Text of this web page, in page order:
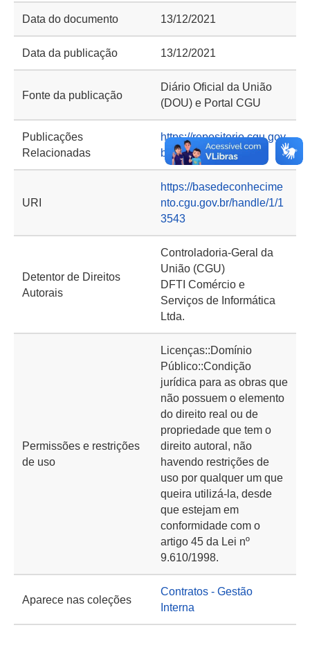
Data do documento 13/12/2021
Data da publicação 13/12/2021
Fonte da publicação
Diário Oficial da União
(DOU) e Portal CGU
Publicações
Relacionadas
https://repositorio.cgu.gov.
br/handle/1/42848
URI
https://basedeconhecime
nto.cgu.gov.br/handle/1/1
3543
Detentor de Direitos
Autorais
Controladoria-Geral da
União (CGU)
DFTI Comércio e
Serviços de Informática
Ltda.
Permissões e restrições
de uso
Licenças::Domínio
Público::Condição
jurídica para as obras que
não possuem o elemento
do direito real ou de
propriedade que tem o
direito autoral, não
havendo restrições de
uso por qualquer um que
queira utilizá-la, desde
que estejam em
conformidade com o
artigo 45 da Lei nº
9.610/1998.
Aparece nas coleções
Contratos - Gestão
Interna